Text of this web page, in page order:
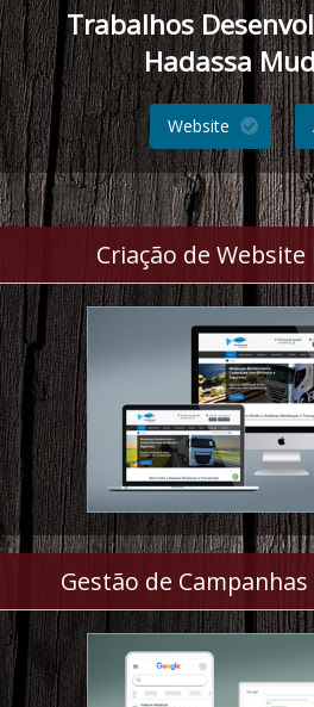
Trabalhos
Hadassa
Website
Criação de Website
Gestão de